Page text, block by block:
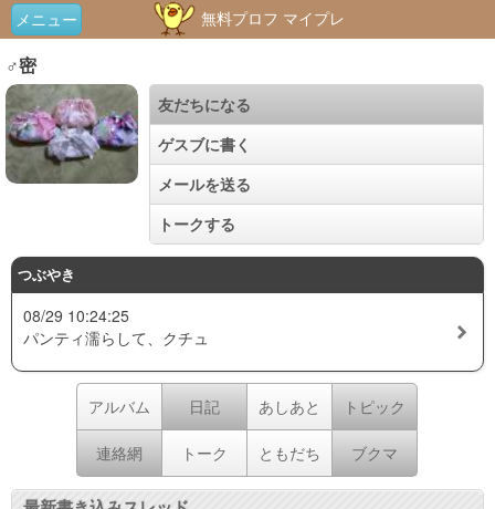
メニュー 無料プロフ マイプレ
♂密
友だちになる
ゲスブに書く
メールを送る
トークする
つぶやき
08/29 10:24:25
パンティ濡らして、クチュ
アルバム 日記 あしあと トピック
連絡網 トーク ともだち ブクマ